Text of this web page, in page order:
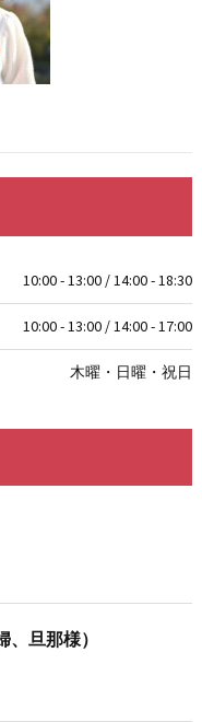
10:00 - 13:00 / 14:00 - 18:30
10:00 - 13:00 / 14:00 - 17:00
木曜・日曜・祝日
旦那様）